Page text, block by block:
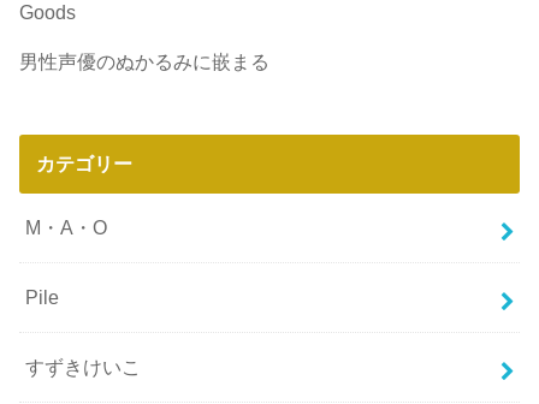
Goods
男性声優のぬかるみに嵌まる
カテゴリー
M・A・O
Pile
すずきけいこ